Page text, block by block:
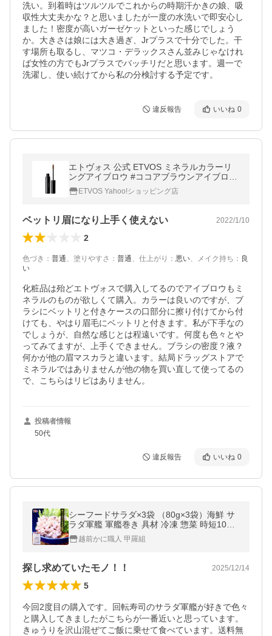
洗い。到着時はツルツルでこれからの時期汗かきの娘、吸
収性大丈夫かな？と思いましたが一度の水洗いで即安心し
ました！密度が高いガーゼケットといった感じでしょう
か。大きさは娘には大き過ぎ、Jrプラスで十分でした。干
す場所も取るし、マツコ・デラックスさん並みじゃなけれ
ば女性の方でもJrプラスでバッチリだと思います。週一で
洗濯し、使い続けてから私の分検討する予定です。
違反報告 いいね 0
エトヴォス 公式 ETVOS ミネラルカラーリ
ングアイブロウ #ココアブラウンアイブロウ
ペンシル パウダー ブラシ
ETVOS Yahoo!ショッピング店
ベットリ眉になり上手く使えない 2022/1/10
2
色づき ： 普通、 塗りやすさ ： 普通、 仕上がり ： 悪い、 メイク持ち ： 良
い
化粧品は殆どエトヴォスで購入してるのでアイブロウもミ
ネラルのものが欲しくて購入。カラーは良いのですが、ブ
ラシにベットリと付きケースの口部分に擦り付けてから付
けても、やはり眉毛にベットリと付きます。私が下手なの
でしょうが、自然な感じとは程遠いです。何度も色々とや
ってみてますが、上手くできません。ブラシの密度？液？
何かが他の眉マスカラと違います。結局ドラッグストアで
ミネラルではありませんが他の物を買い直して使ってるの
で、こちらはリピはありません。
投稿者情報
50代
違反報告 いいね 0
シーフードサラダ×3袋 （80g×3袋）海鮮 サ
ラダ軍艦 軍艦巻き 具材 冷凍 惣菜 時短10分
ポイント利用 爆買
越前かに職人 甲羅組
探し求めていたモノ！！ 2025/12/14
5
今回2度目の購入です。回転寿司のサラダ軍艦が好きで色々
と購入してきましたがこちらが一番近いと思っています。
きゅうりを沢山混ぜてご飯に乗せて食べています。送料無